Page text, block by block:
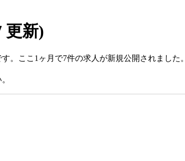
更新)
。ここ1ヶ月で7件の求人が新規公開されました。